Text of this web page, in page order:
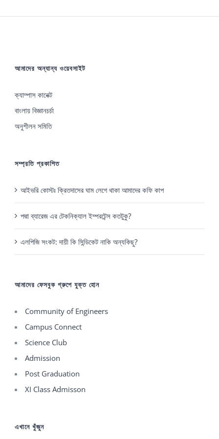
আমাদের অন্যান্য ওয়েবসাইট
ক্যাম্পাস কানেক্ট
বাংলায় বিজ্ঞানচর্চা
অনুশীলন সমিতি
সম্প্রতি প্রকাশিত
আইভরি কোস্টঃ ক্রিতদাসের ঘাম লেগে থাকা আমাদের কফি কাপ
পদ্মা ব্যারেজ এর টেকনিক্যাল ইম্পরটেন্স কতটুকু?
এলপিজি সংকট: দায়ী কি সিন্ডিকেট নাকি অন্যকিছু?
আমাদের ফেসবুক গ্রুপে যুক্ত হোন
Community of Engineers
Campus Connect
Science Club
Admission
Post Graduation
XI Class Admisson
এখানে খুঁজুন